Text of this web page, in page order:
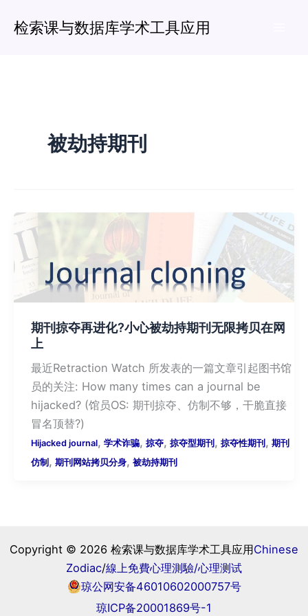
检索课与数据库学术工具应用
被劫持期刊
期刊掠夺再进化?小心被劫持期刊无限拷贝在网
上
最近Retraction Watch 所发表的一篇文章引起图书馆
员的关注: How many times can a journal be
hijacked? (馆员OS: 期刊掠夺、仿制不够，干脆直接
冒名顶替?)
Hijacked journal, 学术诈骗, 掠夺, 掠夺型期刊, 掠夺性期刊, 期刊
仿制, 期刊网站拷贝分身, 被劫持期刊
Copyright © 2026 检索课与数据库学术工具应用Chinese
Zodiac/線上免費心理測驗/心理测试
琼公网安备46010602000757号
琼ICP备20001869号-1